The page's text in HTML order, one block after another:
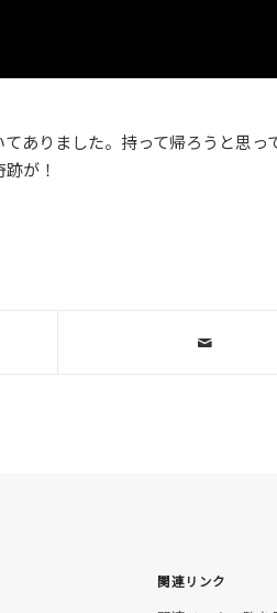
ありました。持って帰ろうと思っ
が！
関連リンク